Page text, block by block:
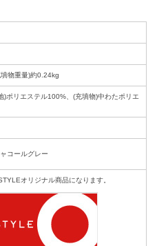
物重量)約0.24kg
)ポリエステル100%、(充填物)中わたポリエ
コールグレー
オリジナル商品になります。